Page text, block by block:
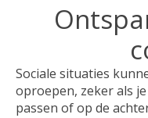
Sociale situaties
oproepen, zeker als
passen of op de